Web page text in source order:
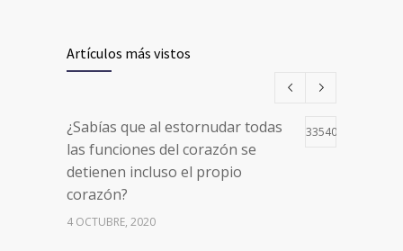
Artículos más vistos
¿Sabías que al estornudar todas
las funciones del corazón se
detienen incluso el propio
corazón?
33540
4 OCTUBRE, 2020